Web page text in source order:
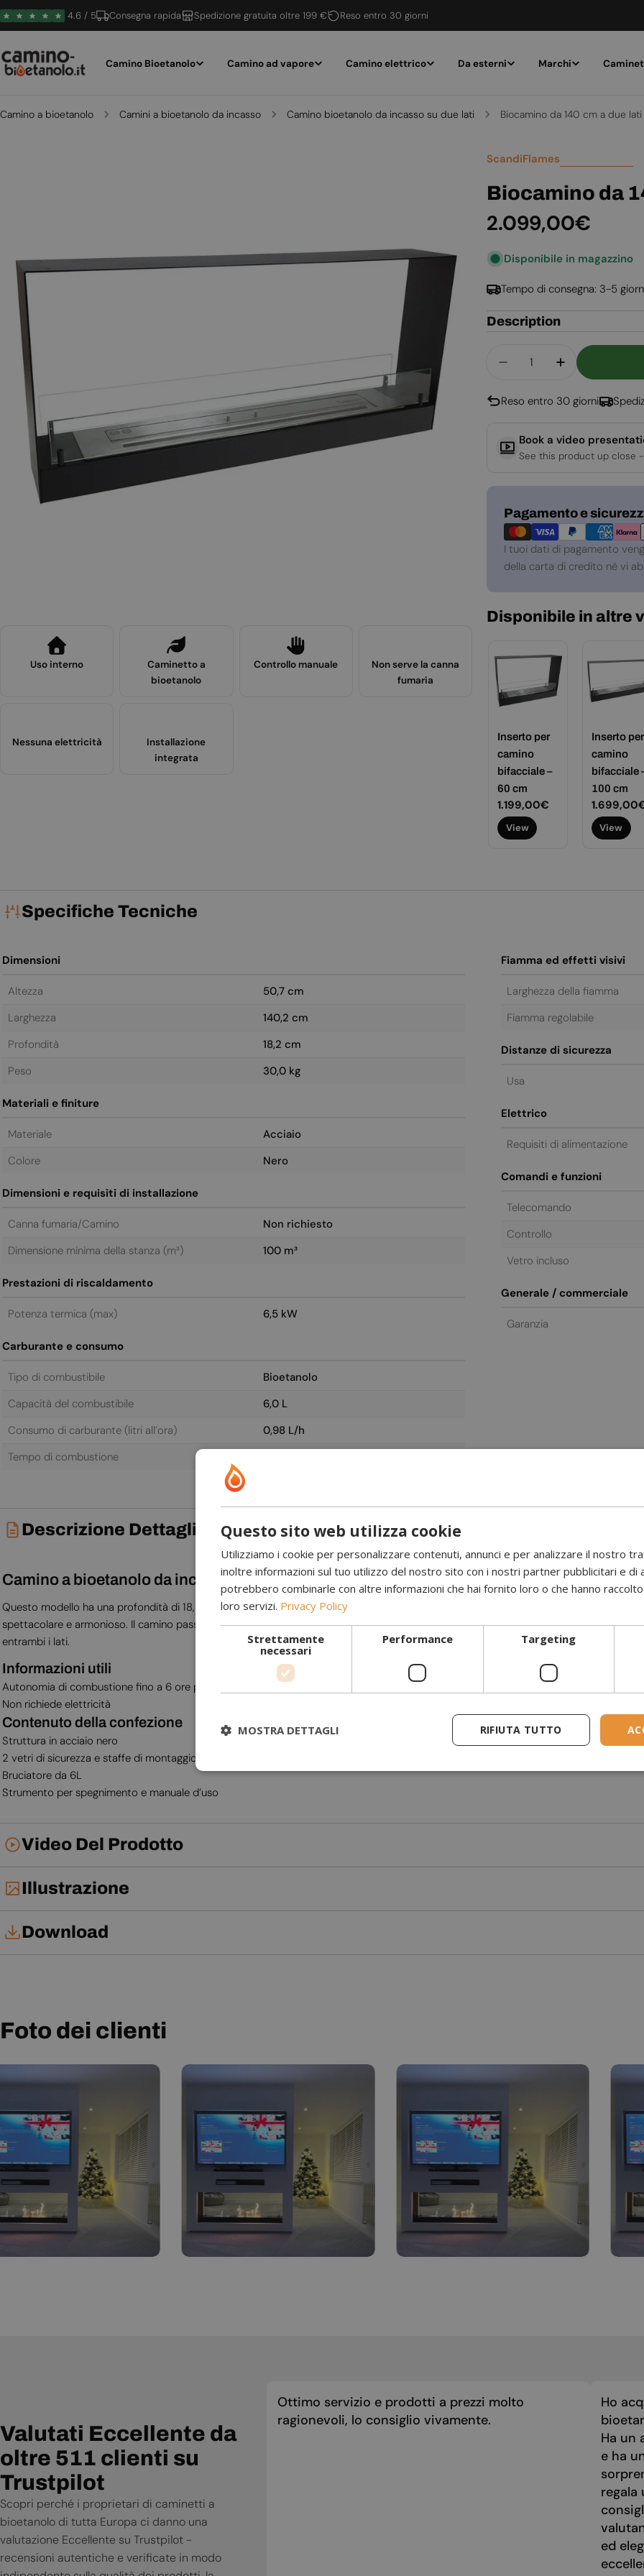
Vai
al
4.6 / 5 Consegna rapida Spedizione gratuita oltre 199 € Reso entro 30 giorni
Camino Bioetanolo Camino ad vapore Camino elettrico Da esterni Marchi
Camino a bioetanolo Camini a bioetanolo da incasso Camino bioetanolo da incasso su due lati Biocamino da 140 cm a due lati
supporto 0 in modalità modale
Uso interno
Caminetto a
bioetanolo
Controllo manuale
Non serve la canna
fumaria
Nessuna elettricità
Installazione
integrata
ScandiFlames
Biocamino da
Prezzo
normale
2.099,00€
Disponibile in magazzino
Tempo di consegna: 3-5
Description
Diminuisci LaAumenta La
Reso entro 30 giorni
Book a video
See this product up close
Pagamento e
Metodi
di
pagamento
I tuoi dati di pagamento
della carta di credito né vi
Disponibile in altre
Inserto per
camino
bifacciale –
60 cm
Prezzo
normale
1.199,00€
View
Inserto per
camino
bifacciale
100 cm
Prezzo
normale
View
Specifiche Tecniche
Dimensioni
Altezza
50,7 cm
Larghezza
140,2 cm
Profondità
18,2 cm
Peso
30,0 kg
Materiali e finiture
Materiale
Acciaio
Colore
Nero
Dimensioni e requisiti di installazione
Canna fumaria/Camino
Non richiesto
Dimensione minima della stanza (m³)
100 m³
Prestazioni di riscaldamento
Potenza termica (max) 6,5 kW
Carburante e consumo
Tipo di combustibile
Bioetanolo
Capacità del combustibile
6,0 L
Consumo di carburante (litri all’ora)
0,98 L/h
Tempo di combustione
Fiamma ed effetti visivi
Larghezza della fiamma
Fiamma regolabile
Distanze di sicurezza
Usa
Elettrico
Requisiti di alimentazione
Comandi e funzioni
Telecomando
Controllo
Vetro incluso
Generale / commerciale
Garanzia
Descrizione Dettagliata
Camino a bioetanolo da incasso bifacciale - larghezza 140 cm
Questo modello ha una profondità di 18,2 cm e non è possibile modificarla, quindi tieni presente che si adatta solo a pareti strette.
spettacolare e armonioso. Il camino passante crea un’atmosfera calda e accogliente nella casa moderna. Il principale vantaggio
entrambi i lati.
Informazioni utili
Autonomia di combustione fino a 6 ore per ogni ricarica
Non richiede elettricità
Contenuto della confezione
Struttura in acciaio nero
2 vetri di sicurezza e staffe di montaggio
Bruciatore da 6L
Strumento per spegnimento e manuale d’uso
Video Del Prodotto
Illustrazione
Download
Foto dei clienti
Valutati Eccellente da
oltre 511 clienti su
Trustpilot
Scopri perché i proprietari di caminetti a
bioetanolo di tutta Europa ci danno una
valutazione Eccellente su Trustpilot -
recensioni autentiche e verificate in modo
Ottimo servizio e prodotti a prezzi molto
ragionevoli, lo consiglio vivamente.
Ho
Ha un
e ha
regala
ed
Questo sito web utilizza cookie
Utilizziamo i cookie per personalizzare contenuti, annunci e per analizzare il nostro
inoltre informazioni sul tuo utilizzo del nostro sito con i nostri partner pubblicitari e di
potrebbero combinarle con altre informazioni che hai fornito loro o che hanno
loro servizi. Privacy Policy
Strettamente
necessari
Performance Targeting
RIFIUTA TUTTO
MOSTRA DETTAGLI